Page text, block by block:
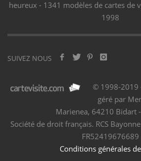
heureux - 1341 modèles de cartes de
1998
SUIVEZ NOUS
© 1998-2019
géré par
Marienea, 64210 Bidart
Société de droit français. RCS
FR52419676689
Conditions générales